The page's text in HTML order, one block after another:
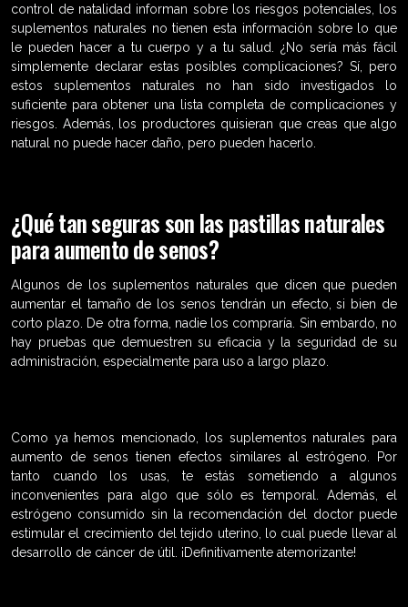
control de natalidad informan sobre los riesgos potenciales, los
suplementos naturales no tienen esta información sobre lo que
le pueden hacer a tu cuerpo y a tu salud. ¿No sería más fácil
simplemente declarar estas posibles complicaciones? Sí, pero
estos suplementos naturales no han sido investigados lo
suficiente para obtener una lista completa de complicaciones y
riesgos. Además, los productores quisieran que creas que algo
natural no puede hacer daño, pero pueden hacerlo.
¿Qué tan seguras son las pastillas naturales
para aumento de senos?
Algunos de los suplementos naturales que dicen que pueden
aumentar el tamaño de los senos tendrán un efecto, si bien de
corto plazo. De otra forma, nadie los compraría. Sin embardo, no
hay pruebas que demuestren su eficacia y la seguridad de su
administración, especialmente para uso a largo plazo.
Como ya hemos mencionado, los suplementos naturales para
aumento de senos tienen efectos similares al estrógeno. Por
tanto cuando los usas, te estás sometiendo a algunos
inconvenientes para algo que sólo es temporal. Además, el
estrógeno consumido sin la recomendación del doctor puede
estimular el crecimiento del tejido uterino, lo cual puede llevar al
desarrollo de cáncer de útil. ¡Definitivamente atemorizante!